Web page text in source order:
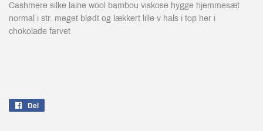
Cashmere silke laine wool bambou viskose hygge hjemmesæt
normal i str. meget blødt og lækkert lille v hals i top her i
chokolade farvet
Del